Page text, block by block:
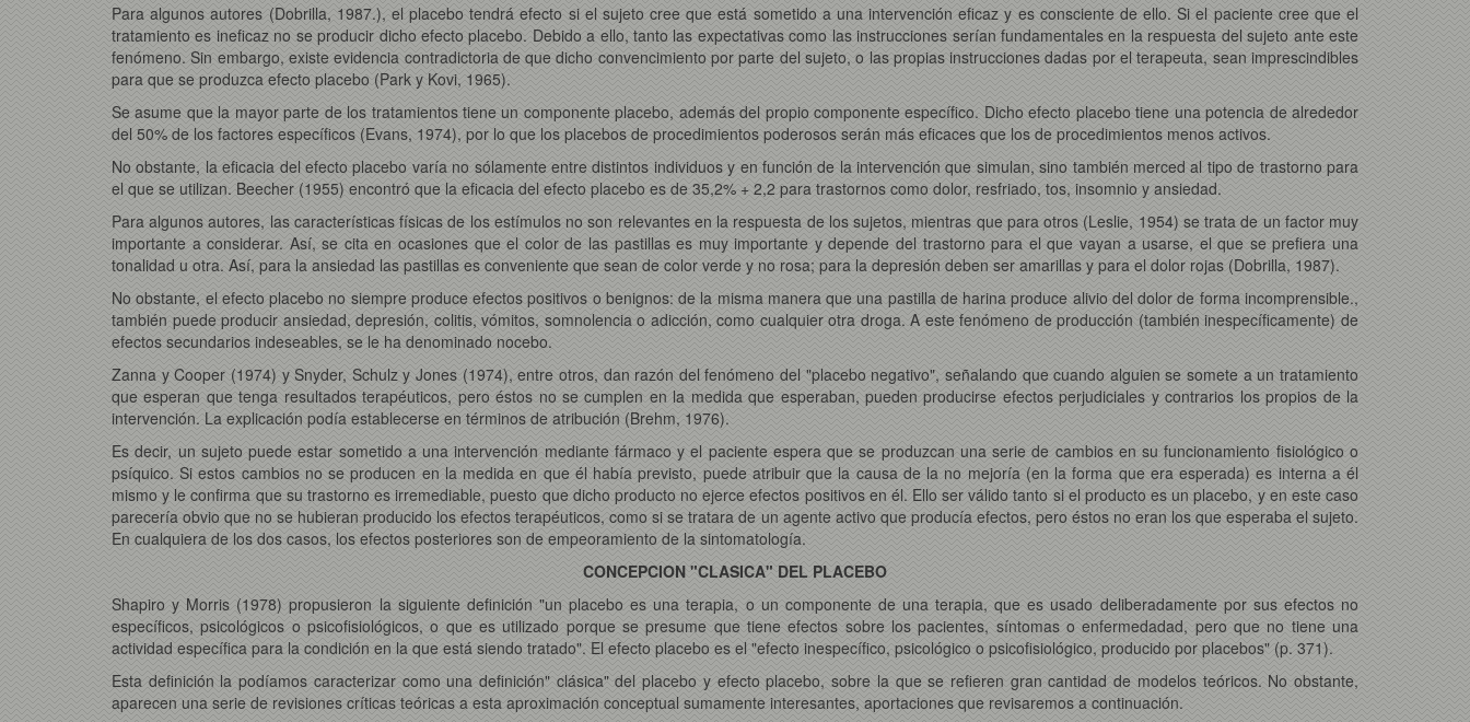
Para algunos autores (Dobrilla, 1987.), el placebo tendrá efecto si el sujeto cree que está sometido a una intervención eficaz y es consciente de ello. Si el paciente cree que el
tratamiento es ineficaz no se producir dicho efecto placebo. Debido a ello, tanto las expectativas como las instrucciones serían fundamentales en la respuesta del sujeto ante este
fenómeno. Sin embargo, existe evidencia contradictoria de que dicho convencimiento por parte del sujeto, o las propias instrucciones dadas por el terapeuta, sean imprescindibles
para que se produzca efecto placebo (Park y Kovi, 1965).
Se asume que la mayor parte de los tratamientos tiene un componente placebo, además del propio componente específico. Dicho efecto placebo tiene una potencia de alrededor
del 50% de los factores específicos (Evans, 1974), por lo que los placebos de procedimientos poderosos serán más eficaces que los de procedimientos menos activos.
No obstante, la eficacia del efecto placebo varía no sólamente entre distintos individuos y en función de la intervención que simulan, sino también merced al tipo de trastorno para
el que se utilizan. Beecher (1955) encontró que la eficacia del efecto placebo es de 35,2% + 2,2 para trastornos como dolor, resfriado, tos, insomnio y ansiedad.
Para algunos autores, las características físicas de los estímulos no son relevantes en la respuesta de los sujetos, mientras que para otros (Leslie, 1954) se trata de un factor muy
importante a considerar. Así, se cita en ocasiones que el color de las pastillas es muy importante y depende del trastorno para el que vayan a usarse, el que se prefiera una
tonalidad u otra. Así, para la ansiedad las pastillas es conveniente que sean de color verde y no rosa; para la depresión deben ser amarillas y para el dolor rojas (Dobrilla, 1987).
No obstante, el efecto placebo no siempre produce efectos positivos o benignos: de la misma manera que una pastilla de harina produce alivio del dolor de forma incomprensible.,
también puede producir ansiedad, depresión, colitis, vómitos, somnolencia o adicción, como cualquier otra droga. A este fenómeno de producción (también inespecíficamente) de
efectos secundarios indeseables, se le ha denominado nocebo.
Zanna y Cooper (1974) y Snyder, Schulz y Jones (1974), entre otros, dan razón del fenómeno del "placebo negativo", señalando que cuando alguien se somete a un tratamiento
que esperan que tenga resultados terapéuticos, pero éstos no se cumplen en la medida que esperaban, pueden producirse efectos perjudiciales y contrarios los propios de la
intervención. La explicación podía establecerse en términos de atribución (Brehm, 1976).
Es decir, un sujeto puede estar sometido a una intervención mediante fármaco y el paciente espera que se produzcan una serie de cambios en su funcionamiento fisiológico o
psíquico. Si estos cambios no se producen en la medida en que él había previsto, puede atribuir que la causa de la no mejoría (en la forma que era esperada) es interna a él
mismo y le confirma que su trastorno es irremediable, puesto que dicho producto no ejerce efectos positivos en él. Ello ser válido tanto si el producto es un placebo, y en este caso
parecería obvio que no se hubieran producido los efectos terapéuticos, como si se tratara de un agente activo que producía efectos, pero éstos no eran los que esperaba el sujeto.
En cualquiera de los dos casos, los efectos posteriores son de empeoramiento de la sintomatología.
CONCEPCION "CLASICA" DEL PLACEBO
Shapiro y Morris (1978) propusieron la siguiente definición "un placebo es una terapia, o un componente de una terapia, que es usado deliberadamente por sus efectos no
específicos, psicológicos o psicofisiológicos, o que es utilizado porque se presume que tiene efectos sobre los pacientes, síntomas o enfermedadad, pero que no tiene una
actividad específica para la condición en la que está siendo tratado". El efecto placebo es el "efecto inespecífico, psicológico o psicofisiológico, producido por placebos" (p. 371).
Esta definición la podíamos caracterizar como una definición" clásica" del placebo y efecto placebo, sobre la que se refieren gran cantidad de modelos teóricos. No obstante,
aparecen una serie de revisiones críticas teóricas a esta aproximación conceptual sumamente interesantes, aportaciones que revisaremos a continuación.